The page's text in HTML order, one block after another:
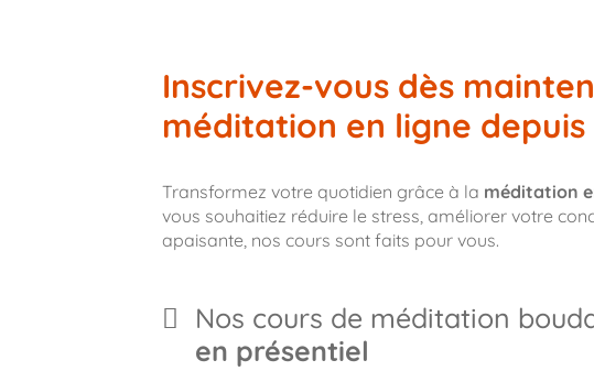
Inscrivez-vous dès
méditation en ligne
Transformez votre quotidien grâce à la méditation
vous souhaitiez réduire le stress, améliorer votre
apaisante, nos cours sont faits pour vous.
Nos cours de méditation
en présentiel